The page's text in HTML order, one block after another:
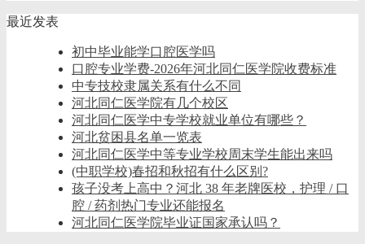
最近发表
初中毕业能学口腔医学吗
口腔专业学费-2026年河北同仁医学院收费标准
中专技校隶属关系有什么不同
河北同仁医学院有几个校区
河北同仁医学中专学校就业单位有哪些？
河北贫困县名单一览表
河北同仁医学中等专业学校周末学生能出来吗
(中职学校)春招和秋招有什么区别?
孩子没考上高中？河北 38 年老牌医校，护理 / 口
腔 / 药剂热门专业还能报名
河北同仁医学院毕业证国家承认吗？